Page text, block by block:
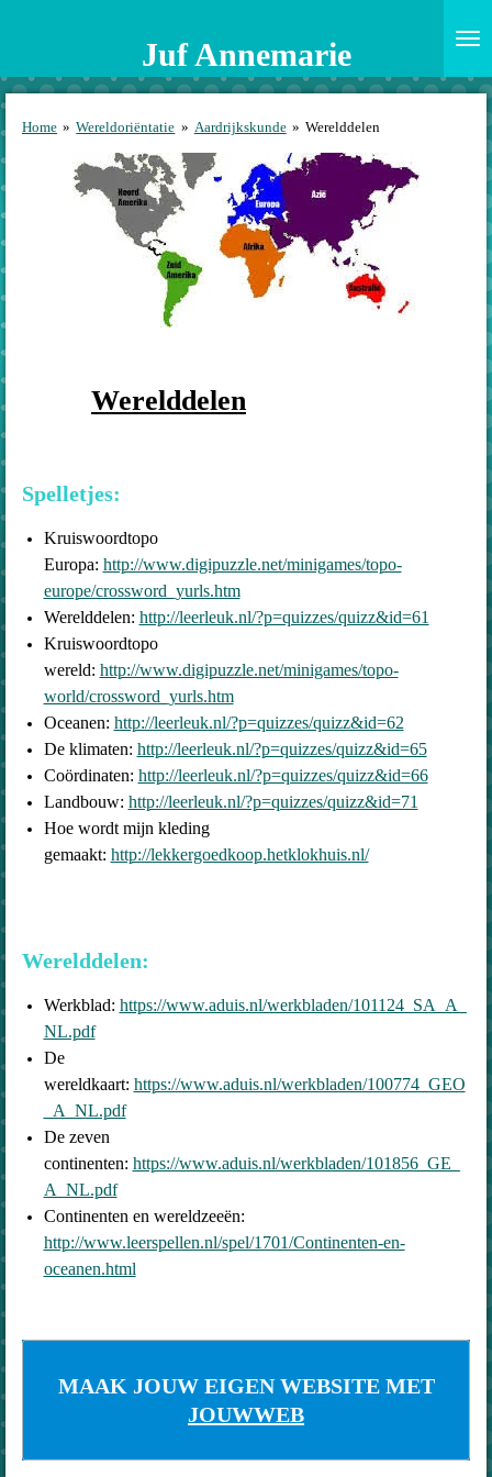
de
Juf Annemarie
Home » Wereldoriëntatie » Aardrijkskunde » Werelddelen
Werelddelen
Spelletjes:
Kruiswoordtopo
Europa: http://www.digipuzzle.net/minigames/topo-
europe/crossword_yurls.htm
Werelddelen: http://leerleuk.nl/?p=quizzes/quizz&id=61
Kruiswoordtopo
wereld: http://www.digipuzzle.net/minigames/topo-
world/crossword_yurls.htm
Oceanen: http://leerleuk.nl/?p=quizzes/quizz&id=62
De klimaten: http://leerleuk.nl/?p=quizzes/quizz&id=65
Coördinaten: http://leerleuk.nl/?p=quizzes/quizz&id=66
Landbouw: http://leerleuk.nl/?p=quizzes/quizz&id=71
Hoe wordt mijn kleding
gemaakt: http://lekkergoedkoop.hetklokhuis.nl/
Werelddelen:
Werkblad: https://www.aduis.nl/werkbladen/101124_SA_A_
NL.pdf
De
wereldkaart: https://www.aduis.nl/werkbladen/100774_GEO
_A_NL.pdf
De zeven
continenten: https://www.aduis.nl/werkbladen/101856_GE_
A_NL.pdf
Continenten en wereldzeeën:
http://www.leerspellen.nl/spel/1701/Continenten-en-
oceanen.html
MAAK JOUW EIGEN WEBSITE MET
JOUWWEB